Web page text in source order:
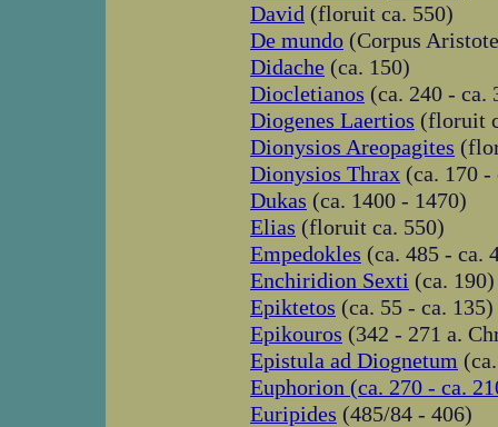
David (floruit ca. 550)
De mundo (Corpus
Didache (ca. 150)
Diocletianos (ca. 240 - ca.
Diogenes Laertios (floruit
Dionysios Areopagites
Dionysios Thrax (ca. 170 -
Dukas (ca. 1400 - 1470)
Elias (floruit ca. 550)
Empedokles (ca. 485 - ca.
Enchiridion Sexti (ca. 190)
Epiktetos (ca. 55 - ca. 135)
Epikouros (342 - 271 a.
Epistula ad Diognetum
Euphorion (ca. 270 - ca.
Euripides (485/84 - 406)